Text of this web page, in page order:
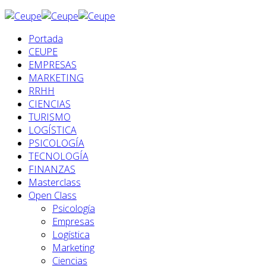
Portada
CEUPE
EMPRESAS
MARKETING
RRHH
CIENCIAS
TURISMO
LOGÍSTICA
PSICOLOGÍA
TECNOLOGÍA
FINANZAS
Masterclass
Open Class
Psicología
Empresas
Logística
Marketing
Ciencias